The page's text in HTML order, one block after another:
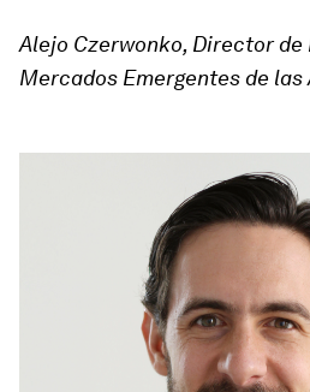
Alejo Czerwonko, Director
Mercados Emergentes de las